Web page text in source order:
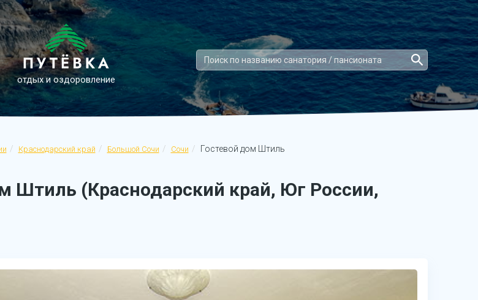
отдых и оздоровление
Краснодарский край Большой Сочи Сочи Гостевой дом Штиль
Штиль (Краснодарский край, Юг России,